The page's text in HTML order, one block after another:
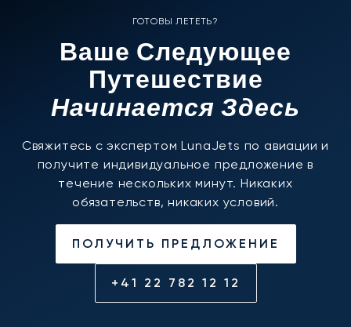
ГОТОВЫ ЛЕТЕТЬ?
Ваше Следующее
Путешествие
Начинается Здесь
Свяжитесь с экспертом LunaJets по авиации и
получите индивидуальное предложение в
течение нескольких минут. Никаких
обязательств, никаких условий.
ПОЛУЧИТЬ ПРЕДЛОЖЕНИЕ
+41 22 782 12 12